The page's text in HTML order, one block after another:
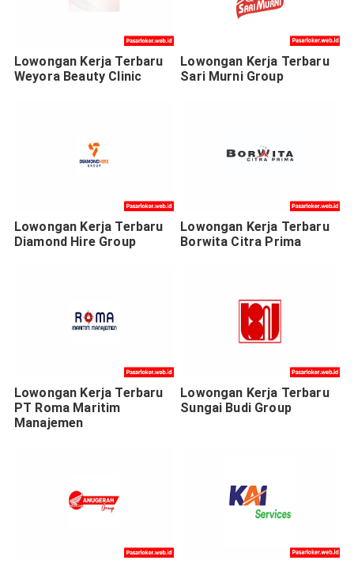
Lowongan Kerja Terbaru
Weyora Beauty Clinic
Lowongan Kerja Terbaru
Sari Murni Group
Lowongan Kerja Terbaru
Diamond Hire Group
Lowongan Kerja Terbaru
Borwita Citra Prima
Lowongan Kerja Terbaru
PT Roma Maritim
Manajemen
Lowongan Kerja Terbaru
Sungai Budi Group